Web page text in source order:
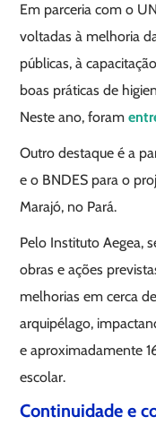
Em parceria com o
voltadas à melhoria
públicas, à
boas práticas de
Neste ano, foram
Outro destaque é a
e o BNDES para o
Marajó, no Pará.
Pelo Instituto Aegea,
obras e ações
melhorias em cerca
arquipélago,
e aproximadamente
escolar.
Continuidade e